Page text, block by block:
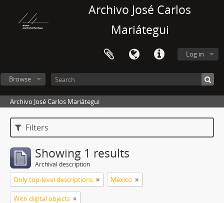
Archivo José Carlos
Mariátegui
Log in
Browse
Archivo José Carlos Mariátegui
Filters
Showing 1 results
Archival description
Only top-level descriptions México
With digital objects